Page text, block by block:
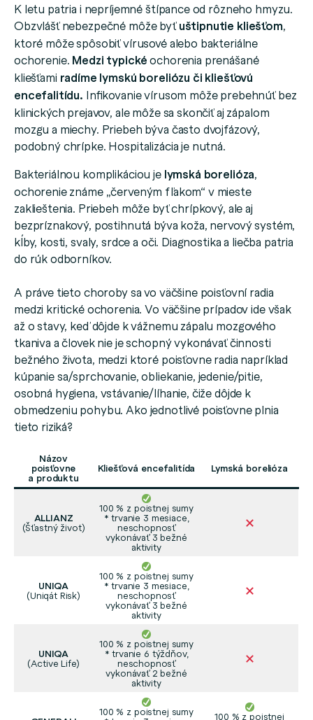
K letu patria i nepríjemné štípance od rôzneho hmyzu.
Obzvlášť nebezpečné môže byťuštipnutie kliešťom,
ktoré môže spôsobiť vírusové alebo bakteriálne
ochorenie. Medzi typickéochorenia prenášané
kliešťami radíme lymskú boreliózu či kliešťovú
encefalitídu. Infikovanie vírusom môže prebehnúť bez
klinických prejavov, ale môže sa skončiť aj zápalom
mozgu a miechy. Priebeh býva často dvojfázový,
podobný chrípke. Hospitalizácia je nutná.
Bakteriálnou komplikáciou je lymská borelióza,
ochorenie známe „červeným fľakom“ v mieste
zaklieštenia. Priebeh môže byť chrípkový, ale aj
bezpríznakový, postihnutá býva koža, nervový systém,
kĺby, kosti, svaly, srdce a oči. Diagnostika a liečba patria
do rúk odborníkov.
A práve tieto choroby sa vo väčšine poisťovní radia
medzi kritické ochorenia. Vo väčšine prípadov ide však
až o stavy, keď dôjde k vážnemu zápalu mozgového
tkaniva a človek nie je schopný vykonávať činnosti
bežného života, medzi ktoré poisťovne radia napríklad
kúpanie sa/sprchovanie, obliekanie, jedenie/pitie,
osobná hygiena, vstávanie/líhanie, čiže dôjde k
obmedzeniu pohybu. Ako jednotlivé poisťovne plnia
tieto riziká?
Názov
poisťovne
a produktu
Kliešťová encefalitída Lymská borelióza
ALLIANZ
(Šťastný život)
100 % z poistnej sumy
* trvanie 3 mesiace,
neschopnosť
vykonávať 3 bežné
aktivity
UNIQA
(Uniqát Risk)
100 % z poistnej sumy
* trvanie 3 mesiace,
neschopnosť
vykonávať 3 bežné
aktivity
UNIQA
(Active Life)
100 % z poistnej sumy
* trvanie 6 týždňov,
neschopnosť
vykonávať 2 bežné
aktivity
100 % z poistnej sumy 100 % z poistnej